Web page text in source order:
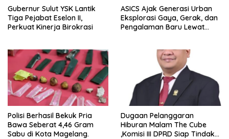
Gubernur Sulut YSK Lantik
Tiga Pejabat Eselon II,
Perkuat Kinerja Birokrasi
ASICS Ajak Generasi Urban
Eksplorasi Gaya, Gerak, dan
Pengalaman Baru Lewat
Polisi Berhasil Bekuk Pria
Bawa Seberat 4,46 Gram
Sabu di Kota Magelang.
Dugaan Pelanggaran
Hiburan Malam The Cube
,Komisi III DPRD Siap Tindak